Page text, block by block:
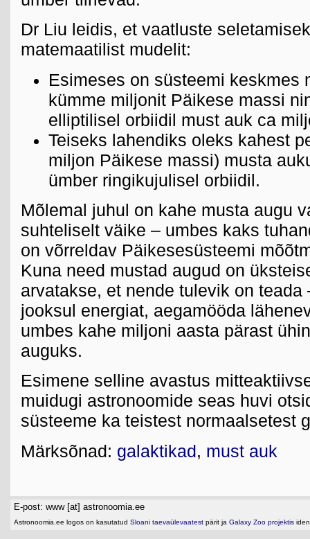
Dr Liu leidis, et vaatluste
matemaatilist mudelit:
Esimeses on süsteemi keskmes
kümme miljonit Päikese massi
elliptilisel orbiidil must auk ca
Teiseks lahendiks oleks kahest
miljon Päikese massi) musta
ümber ringikujulisel orbiidil.
Mõlemal juhul on kahe musta augu
suhteliselt väike – umbes kaks
on võrreldav Päikesesüsteemi
Kuna need mustad augud on
arvatakse, et nende tulevik on teada
jooksul energiat, aegamööda
umbes kahe miljoni aasta pärast
auguks.
Esimene selline avastus
muidugi astronoomide seas huvi
süsteeme ka teistest normaalsetest
Märksõnad: galaktikad, must auk
E-post: www [at] astronoomia.ee
Astronoomia.ee logos on kasutatud Sloani taevaülevaatest pärit ja Galaxy Zoo projektis